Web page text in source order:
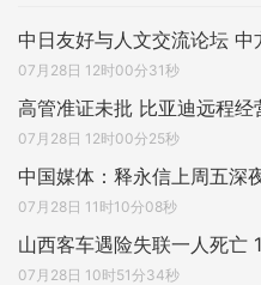
中日友好与人文交流论坛 中
07月28日 12时00分31秒
高管准证未批 比亚迪远程经
07月28日 12时00分25秒
中国媒体：释永信上周五深
07月28日 11时10分08秒
山西客车遇险失联一人死亡
07月28日 10时51分34秒